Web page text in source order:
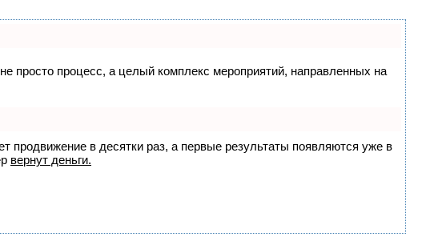
просто процесс, а целый комплекс мероприятий, направленных на
продвижение в десятки раз, а первые результаты появляются уже в
вернут деньги.